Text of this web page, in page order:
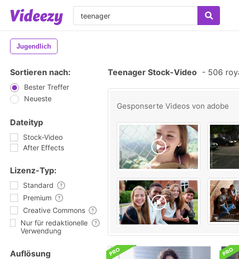
Jugendlich
Sortieren nach:
Bester Treffer
Neueste
Dateityp
Stock-Video
After Effects
Lizenz-Typ:
Standard
Premium
Creative Commons
Nur für redaktionelle
Verwendung
Auflösung
Teenager Stock-Video - 506
Gesponserte Videos von adobe